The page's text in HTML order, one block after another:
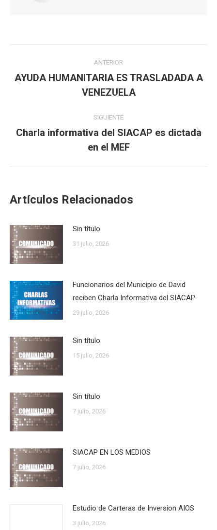
Navegación
entre
publicaciones
ANTERIOR
anterior:
AYUDA HUMANITARIA ES TRASLADADA A
VENEZUELA
SIGUIENTE
siguiente:
Charla informativa del SIACAP es dictada
en el MEF
Artículos Relacionados
Sin título
31 julio, 2026
Funcionarios del Municipio de David
reciben Charla Informativa del SIACAP
29 julio, 2026
Sin título
15 julio, 2026
Sin título
7 julio, 2026
SIACAP EN LOS MEDIOS
7 julio, 2026
Estudio de Carteras de Inversion AIOS
3 julio, 2026